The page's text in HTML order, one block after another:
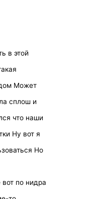
в этой
Может
сплош и
что наши
Ну вот я
Но
по нидра